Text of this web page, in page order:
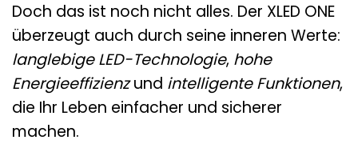
Doch das ist noch nicht alles. Der XLED ONE
überzeugt auch durch seine inneren Werte:
langlebige LED-Technologie, hohe
Energieeffizienzund intelligente Funktionen,
die Ihr Leben einfacher und sicherer
machen.